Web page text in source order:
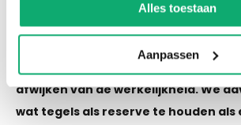
Alles toestaan
Aanpassen
afwijken van de werkelijkheid. We
wat tegels als reserve te houden als